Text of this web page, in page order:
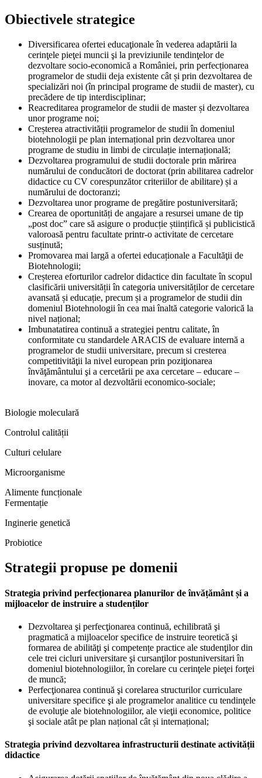
Obiectivele strategice
Diversificarea ofertei educaţionale în vederea adaptării la
cerinţele pieţei muncii şi la previziunile tendinţelor de
dezvoltare socio-economică a României, prin perfecționarea
programelor de studii deja existente cât și prin dezvoltarea de
specializări noi (în principal programe de studii de master), cu
precădere de tip interdisciplinar;
Reacreditarea programelor de studii de master și dezvoltarea
unor programe noi;
Creșterea atractivității programelor de studii în domeniul
biotehnologii pe plan internațional prin dezvoltarea unor
programe de studiu in limbi de circulație internațională;
Dezvoltarea programului de studii doctorale prin mărirea
numărului de conducători de doctorat (prin abilitarea cadrelor
didactice cu CV corespunzător criteriilor de abilitare) și a
numărului de doctoranzi;
Dezvoltarea unor programe de pregătire postuniversitară;
Crearea de oportunități de angajare a resursei umane de tip
„post doc” care să asigure o producție științifică și publicistică
valoroasă pentru facultate printr-o activitate de cercetare
susținută;
Promovarea mai largă a ofertei educaționale a Facultăţii de
Biotehnologii;
Creșterea eforturilor cadrelor didactice din facultate în scopul
clasificării universității în categoria universităților de cercetare
avansată și educație, precum și a programelor de studii din
domeniul Biotehnologii în cea mai înaltă categorie valorică la
nivel național;
Imbunatatirea continuă a strategiei pentru calitate, în
conformitate cu standardele ARACIS de evaluare internă a
programelor de studii universitare, precum si cresterea
competitivităţii la nivel european prin poziţionarea
învăţământului şi a cercetării pe axa cercetare – educare –
inovare, ca motor al dezvoltării economico-sociale;
Biologie moleculară
Controlul calității
Culturi celulare
Microorganisme
Alimente funcționale
Fermentație
Inginerie genetică
Probiotice
Strategii propuse pe domenii
Strategia privind perfecționarea planurilor de învățământ și a
mijloacelor de instruire a studenților
Dezvoltarea şi perfecţionarea continuă, echilibrată şi
pragmatică a mijloacelor specifice de instruire teoretică şi
formarea de abilităţi şi competențe practice ale studenţilor din
cele trei cicluri universitare şi cursanţilor postuniversitari în
domeniul biotehnologiilor, în corelare cu cerinţele pieţei forţei
de muncă;
Perfecţionarea continuă şi corelarea structurilor curriculare
universitare specifice şi ale programelor analitice cu tendinţele
de evoluţie ale biotehnologiilor, ale vieţii economice, politice
şi sociale atât pe plan național cât și internațional;
Strategia privind dezvoltarea infrastructurii destinate activității
didactice